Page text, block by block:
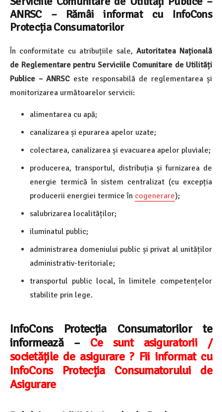
ANRSC – Rămâi informat cu InfoCons
Protecția Consumatorilor
În conformitate cu atribuțiile sale, Autoritatea Națională
de Reglementare pentru Serviciile Comunitare de Utilități
Publice – ANRSC este responsabilă de reglementarea și
monitorizarea următoarelor servicii:
alimentarea cu apă;
canalizarea și epurarea apelor uzate;
colectarea, canalizarea și evacuarea apelor pluviale;
producerea, transportul, distribuția și furnizarea de
energie termică în sistem centralizat (cu excepția
producerii energiei termice în cogenerare);
salubrizarea localităților;
iluminatul public;
administrarea domeniului public și privat al unităților
administrativ-teritoriale;
transportul public local, în limitele competențelor
stabilite prin lege.
InfoCons Protecția Consumatorilor te
informează – Ce sunt asiguratorii /
societățile de asigurare ? Fii informat cu
InfoCons Protecția Consumatorului de
Asigurare